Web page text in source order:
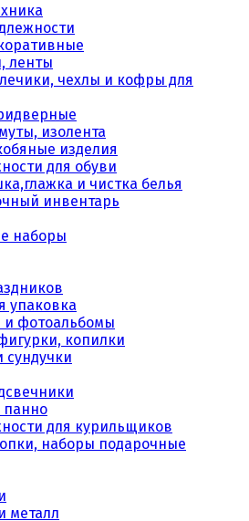
ленты
чехлы и кофры для
изолента
изделия
для обуви
и чистка белья
инвентарь
наборы
упаковка
и фотоальбомы
копилки
сундучки
для курильщиков
наборы подарочные
металл